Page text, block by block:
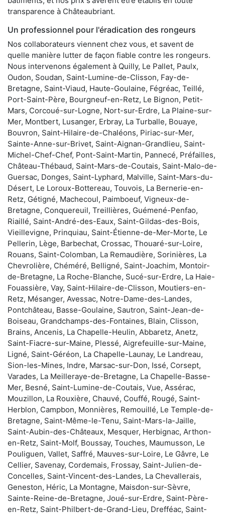
transparence à Châteaubriant.
Un professionnel pour l'éradication des rongeurs
Nos collaborateurs viennent chez vous, et savent de
quelle manière lutter de façon fiable contre les rongeurs.
Nous intervenons également à Quilly, Le Pallet, Paulx,
Oudon, Soudan, Saint-Lumine-de-Clisson, Fay-de-
Bretagne, Saint-Viaud, Haute-Goulaine, Fégréac, Teillé,
Port-Saint-Père, Bourgneuf-en-Retz, Le Bignon, Petit-
Mars, Corcoué-sur-Logne, Nort-sur-Erdre, La Plaine-sur-
Mer, Montbert, Lusanger, Erbray, La Turballe, Bouaye,
Bouvron, Saint-Hilaire-de-Chaléons, Piriac-sur-Mer,
Sainte-Anne-sur-Brivet, Saint-Aignan-Grandlieu, Saint-
Michel-Chef-Chef, Pont-Saint-Martin, Pannecé, Préfailles,
Château-Thébaud, Saint-Mars-de-Coutais, Saint-Malo-de-
Guersac, Donges, Saint-Lyphard, Malville, Saint-Mars-du-
Désert, Le Loroux-Bottereau, Touvois, La Bernerie-en-
Retz, Gétigné, Machecoul, Paimboeuf, Vigneux-de-
Bretagne, Conquereuil, Treillières, Guémené-Penfao,
Riaillé, Saint-André-des-Eaux, Saint-Gildas-des-Bois,
Vieillevigne, Prinquiau, Saint-Étienne-de-Mer-Morte, Le
Pellerin, Lège, Barbechat, Crossac, Thouaré-sur-Loire,
Rouans, Saint-Colomban, La Remaudière, Sorinières, La
Chevrolière, Chéméré, Belligné, Saint-Joachim, Montoir-
de-Bretagne, La Roche-Blanche, Sucé-sur-Erdre, La Haie-
Fouassière, Vay, Saint-Hilaire-de-Clisson, Moutiers-en-
Retz, Mésanger, Avessac, Notre-Dame-des-Landes,
Pontchâteau, Basse-Goulaine, Sautron, Saint-Jean-de-
Boiseau, Grandchamps-des-Fontaines, Blain, Clisson,
Brains, Ancenis, La Chapelle-Heulin, Abbaretz, Anetz,
Saint-Fiacre-sur-Maine, Plessé, Aigrefeuille-sur-Maine,
Ligné, Saint-Géréon, La Chapelle-Launay, Le Landreau,
Sion-les-Mines, Indre, Marsac-sur-Don, Issé, Corsept,
Varades, La Meilleraye-de-Bretagne, La Chapelle-Basse-
Mer, Besné, Saint-Lumine-de-Coutais, Vue, Assérac,
Mouzillon, La Rouxière, Chauvé, Couffé, Rougé, Saint-
Herblon, Campbon, Monnières, Remouillé, Le Temple-de-
Bretagne, Saint-Même-le-Tenu, Saint-Mars-la-Jaille,
Saint-Aubin-des-Châteaux, Mesquer, Herbignac, Arthon-
en-Retz, Saint-Molf, Boussay, Touches, Maumusson, Le
Pouliguen, Vallet, Saffré, Mauves-sur-Loire, Le Gâvre, Le
Cellier, Savenay, Cordemais, Frossay, Saint-Julien-de-
Concelles, Saint-Vincent-des-Landes, La Chevallerais,
Geneston, Héric, La Montagne, Maisdon-sur-Sèvre,
Sainte-Reine-de-Bretagne, Joué-sur-Erdre, Saint-Père-
en-Retz, Saint-Philbert-de-Grand-Lieu, Drefféac, Saint-